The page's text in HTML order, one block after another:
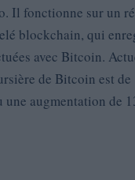
Il fonctionne sur un
blockchain, qui
avec Bitcoin.
de Bitcoin est
une augmentation de